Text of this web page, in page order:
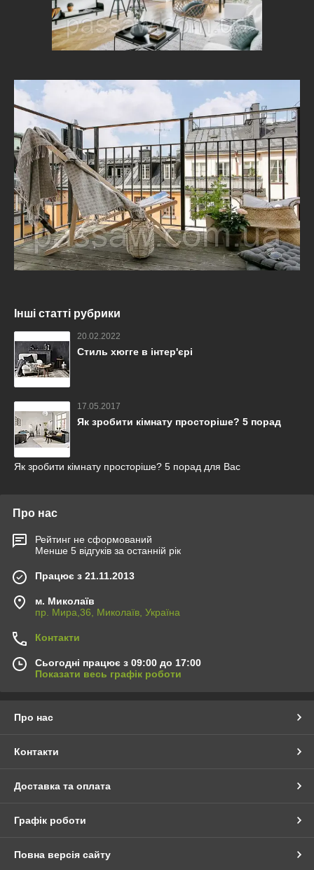
Інші статті рубрики
20.02.2022
Стиль хюгге в інтер'єрі
17.05.2017
Як зробити кімнату просторіше? 5 порад
Як зробити кімнату просторіше? 5 порад для Вас
Про нас
Рейтинг не сформований
Менше 5 відгуків за останній рік
Працює з 21.11.2013
м. Миколаїв
пр. Мира,36, Миколаїв, Україна
Контакти
Сьогодні працює з 09:00 до 17:00
Показати весь графік роботи
Про нас
Контакти
Доставка та оплата
Графік роботи
Повна версія сайту